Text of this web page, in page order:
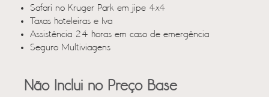
Safari no Kruger Park em jipe 4x4
Taxas hoteleiras e Iva
Assistência 24 horas em caso de emergência
Seguro Multiviagens
Não Inclui no Preço Base